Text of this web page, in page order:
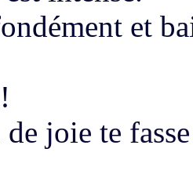
et
de joie te